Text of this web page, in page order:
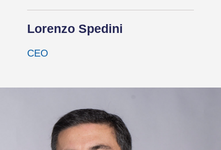
Lorenzo Spedini
CEO